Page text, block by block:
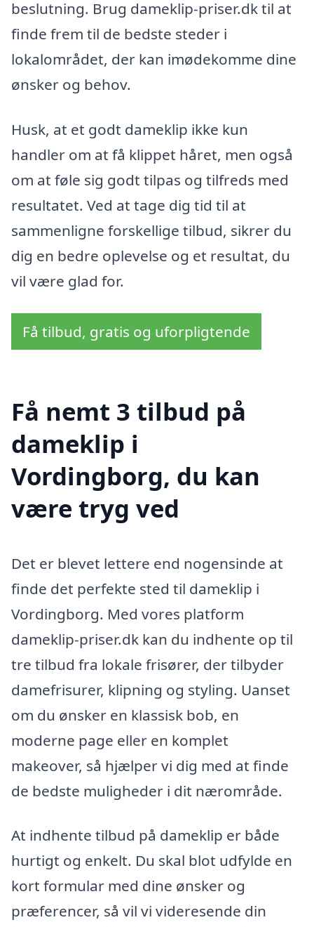
beslutning. Brug dameklip-priser.dk til at
finde frem til de bedste steder i
lokalområdet, der kan imødekomme dine
ønsker og behov.
Husk, at et godt dameklip ikke kun
handler om at få klippet håret, men også
om at føle sig godt tilpas og tilfreds med
resultatet. Ved at tage dig tid til at
sammenligne forskellige tilbud, sikrer du
dig en bedre oplevelse og et resultat, du
vil være glad for.
Få tilbud, gratis og uforpligtende
Få nemt 3 tilbud på
dameklip i
Vordingborg, du kan
være tryg ved
Det er blevet lettere end nogensinde at
finde det perfekte sted til dameklip i
Vordingborg. Med vores platform
dameklip-priser.dk kan du indhente op til
tre tilbud fra lokale frisører, der tilbyder
damefrisurer, klipning og styling. Uanset
om du ønsker en klassisk bob, en
moderne page eller en komplet
makeover, så hjælper vi dig med at finde
de bedste muligheder i dit nærområde.
At indhente tilbud på dameklip er både
hurtigt og enkelt. Du skal blot udfylde en
kort formular med dine ønsker og
præferencer, så vil vi videresende din